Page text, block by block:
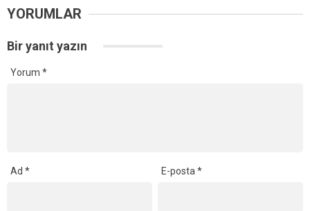
YORUMLAR
Bir yanıt yazın
Yorum *
Ad * E-posta*